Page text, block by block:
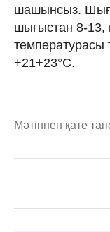
шашынсыз.
шығыстан 8-13,
температурасы
+21+23°С.
Мәтіннен қате